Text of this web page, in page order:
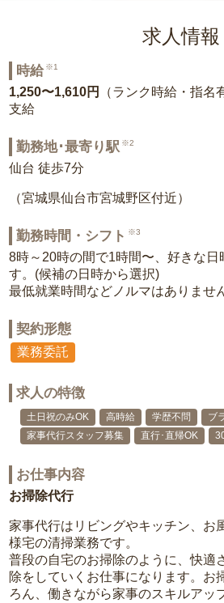
求人情報
時給 ※1
1,250〜1,610円
（ランク時給・指
支給
勤務地･最寄り駅 ※2
仙台 徒歩7分
（宮城県仙台市宮城野区付近）
勤務時間・シフト ※3
8時～20時の間で1時間〜、好きな日
す。(候補の日時から選択)
最低就業時間などノルマはありませ
契約形態
業務委託
求人の特徴
土日祝のみOK 高時給 学歴不問 ブ
家事代行スタッフ募集
直行･直帰OK
お仕事内容
お掃除代行
家事代行はリビングやキッチン、お
様宅の清掃業務です。
普段の自宅のお掃除のように、快適
除をしていくお仕事になります。お
ろん、働きながら家事のスキルアッ